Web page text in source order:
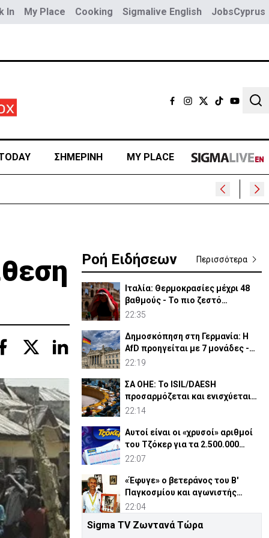
In My Place Cooking Sigmalive English JobsCyprus
ΣΗΜΕΡΙΝΗ MY PLACE
Ροή Ειδήσεων Περισσότερα
Ιταλία: Θερμοκρασίες μέχρι 48
βαθμούς - Το πιο ζεστό
καλοκαίρι των 100 χρόνων
22:35
Δημοσκόπηση στη Γερμανία: Η
AfD προηγείται με 7 μονάδες -
Διεύρυνε τη διαφορά
22:19
ΣΑ ΟΗΕ: Το ISIL/DAESH
προσαρμόζεται και ενισχύεται
στην Αφρική - Πώς απειλεί
22:14
Αυτοί είναι οι «χρυσοί» αριθμοί
του Τζόκερ για τα 2.500.000
ευρώ
22:07
«Έφυγε» ο βετεράνος του Β'
Παγκοσμίου και αγωνιστής
ΕΟΚΑ, Παύλος Μ. Κασάπης
22:04
«Όχι» 9 χωρών σε ισχυρισμό
Sigma TV Ζωντανά Τώρα